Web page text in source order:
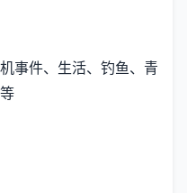
事件、生活、钓鱼、青